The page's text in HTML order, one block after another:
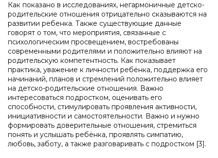
Как показано в исследованиях, негармоничные детско-
родительские отношения отрицательно сказываются на
развитии ребенка. Также существующие данные
говорят о том, что мероприятия, связанные с
психологическим просвещением, востребованы
современными родителями и положительно влияют на
родительскую компетентность. Как показывает
практика, уважение к личности ребёнка, поддержка его
начинаний, планов и стремлений положительно влияет
на детско-родительские отношения. Важно
интересоваться подростком, оценивать его
способности, стимулировать проявления активности,
инициативности и самостоятельности. Важно и нужно
формировать доверительные отношения, стремиться
понять и услышать ребёнка, проявлять симпатию,
любовь, заботу, а также разговаривать с подростком [3].